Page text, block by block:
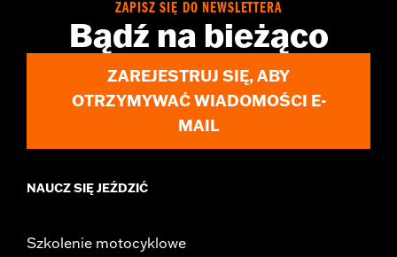
WARRANTY:,,,,,,,,,,,,,,,,,,,,,,,,,,,,,,,,,,,,,,,,,,,,,,,,,,,,,,,,,,,,,,,,,,,
ZAPISZ SIĘ DO NEWSLETTERA
Bądź na bieżąco
ZAREJESTRUJ SIĘ, ABY
OTRZYMYWAĆ WIADOMOŚCI E-
MAIL
NAUCZ SIĘ JEŹDZIĆ
Szkolenie motocyklowe